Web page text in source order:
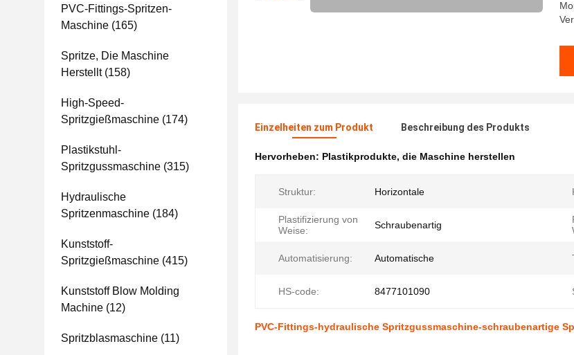
PVC-Fittings-Spritzen-
Maschine (165)
Spritze, Die Maschine
Herstellt(158)
High-Speed-
Spritzgießmaschine (174)
Plastikstuhl-
Spritzgussmaschine (315)
Hydraulische
Spritzenmaschine (184)
Kunststoff-
Spritzgießmaschine (415)
Kunststoff Blow Molding
Machine (12)
Spritzblasmaschine (11)
Einzelheiten zum Produkt Beschreibung des Produkts
Hervorheben: Plastikprodukte, die Maschine herstellen
Struktur: Horizontale
Plastifizierung von
Weise:
Schraubenartig
Automatisierung: Automatische
HS-code: 8477101090
PVC-Fittings-hydraulische Spritzgussmaschine-schraubenartige